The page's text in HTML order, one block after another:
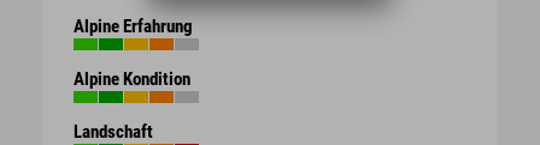
Alpine Erfahrung
Alpine Kondition
Landschaft